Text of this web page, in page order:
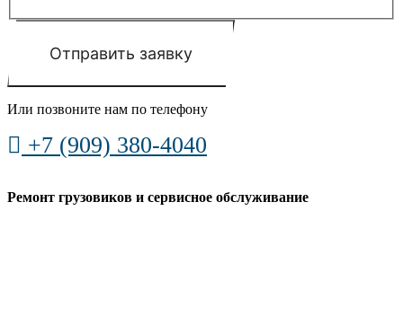
Отправить заявку
Или позвоните нам по телефону
+7 (909) 380-4040
Ремонт грузовиков и сервисное обслуживание